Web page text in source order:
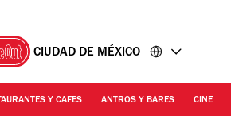
CIUDAD DE MÉXICO
Y CAFES ANTROS Y BARES CINE